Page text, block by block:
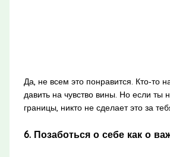
Да, не всем это понравится. Кто‑то
давить на чувство вины. Но если ты
границы, никто не сделает это за
6. Позаботься о себе как о